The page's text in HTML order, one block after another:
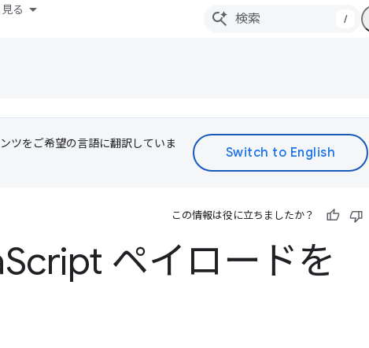
る
/
ツをご希望の言語に翻訳していま
この情報は役に立ちましたか？
Script ペイロードを